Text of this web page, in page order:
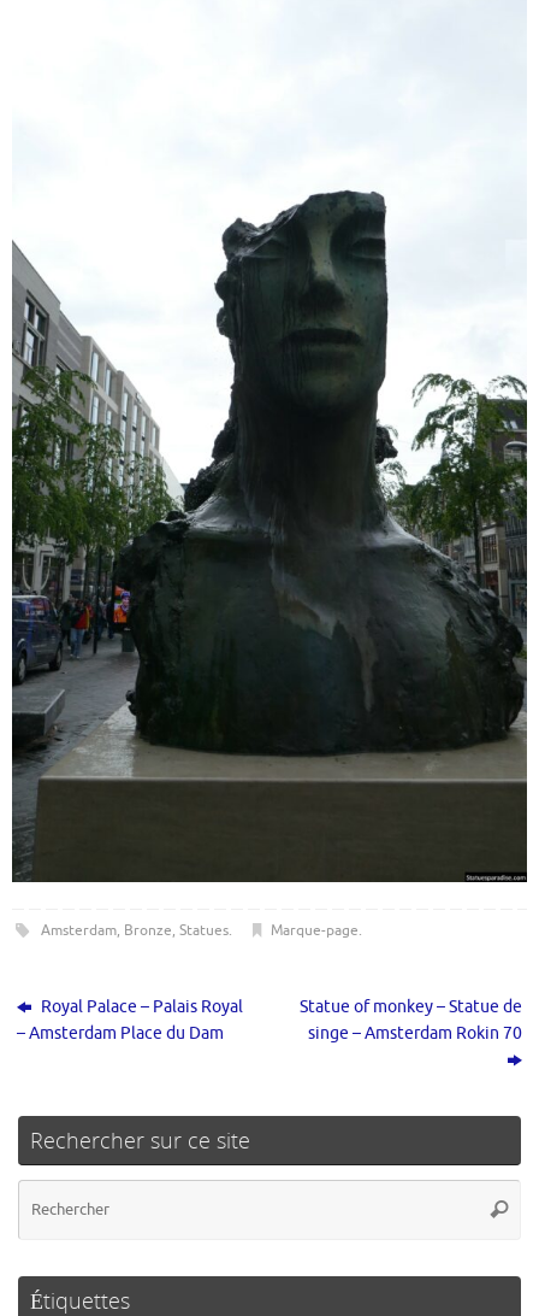
Amsterdam, Bronze, Statues. Marque-page.
Royal Palace – Palais Royal
– Amsterdam Place du Dam
Statue of monkey – Statue de
singe – Amsterdam Rokin 70
Rechercher sur ce site
Étiquettes